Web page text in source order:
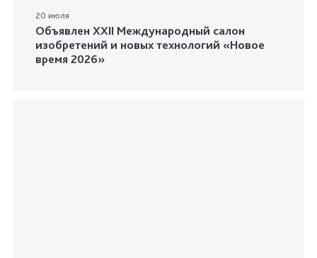
20 июля
Объявлен XXII Международный салон
изобретений и новых технологий «Новое
время 2026»